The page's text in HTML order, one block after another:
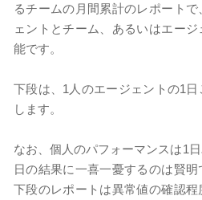
るチームの月間累計のレポート
ェントとチーム、あるいはエー
能です。
下段は、1人のエージェントの1
します。
なお、個人のパフォーマンスは1
日の結果に一喜一憂するのは賢明
下段のレポートは異常値の確認